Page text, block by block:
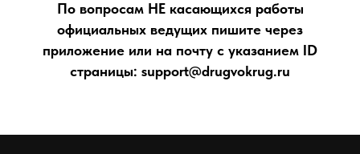
По вопросам НЕ касающихся работы
официальных ведущих пишите через
приложение или на почту с указанием ID
страницы: support@drugvokrug.ru